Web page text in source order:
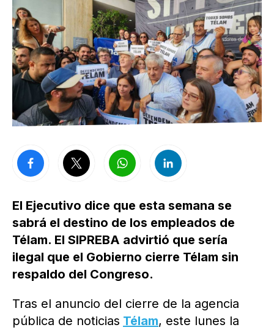
El Ejecutivo dice que esta semana se
sabrá el destino de los empleados de
Télam. El SIPREBA advirtió que sería
ilegal que el Gobierno cierre Télam sin
respaldo del Congreso.
Tras el anuncio del cierre de la agencia
pública de noticias Télam, este lunes la